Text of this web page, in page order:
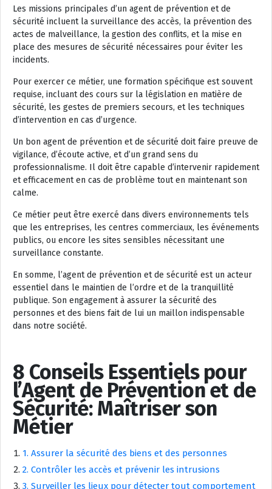
Les missions principales d’un agent de prévention et de
sécurité incluent la surveillance des accès, la prévention des
actes de malveillance, la gestion des conflits, et la mise en
place des mesures de sécurité nécessaires pour éviter les
incidents.
Pour exercer ce métier, une formation spécifique est souvent
requise, incluant des cours sur la législation en matière de
sécurité, les gestes de premiers secours, et les techniques
d’intervention en cas d’urgence.
Un bon agent de prévention et de sécurité doit faire preuve de
vigilance, d’écoute active, et d’un grand sens du
professionnalisme. Il doit être capable d’intervenir rapidement
et efficacement en cas de problème tout en maintenant son
calme.
Ce métier peut être exercé dans divers environnements tels
que les entreprises, les centres commerciaux, les événements
publics, ou encore les sites sensibles nécessitant une
surveillance constante.
En somme, l’agent de prévention et de sécurité est un acteur
essentiel dans le maintien de l’ordre et de la tranquillité
publique. Son engagement à assurer la sécurité des
personnes et des biens fait de lui un maillon indispensable
dans notre société.
8 Conseils Essentiels pour
l’Agent de Prévention et de
Sécurité: Maîtriser son
Métier
1. Assurer la sécurité des biens et des personnes
2. Contrôler les accès et prévenir les intrusions
3. Surveiller les lieux pour détecter tout comportement